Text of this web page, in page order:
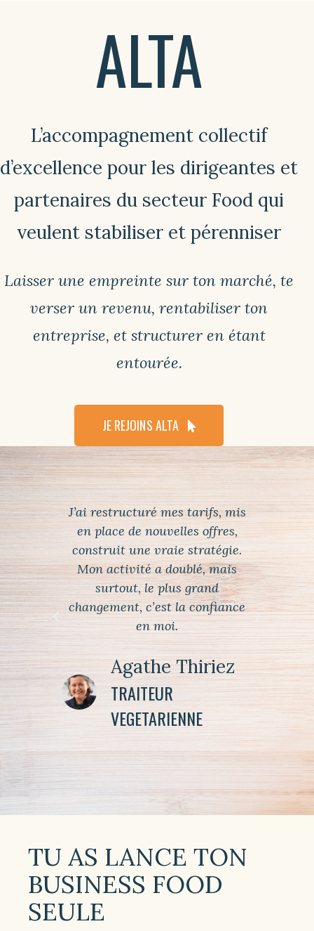
ALTA
L’accompagnement collectif
d’excellence pour les dirigeantes et
partenaires du secteur Food qui
veulent stabiliser et pérenniser
Laisser une empreinte sur ton marché, te
verser un revenu, rentabiliser ton
entreprise, et structurer en étant
entourée.
JE REJOINS ALTA
J’ai restructuré mes tarifs, mis
en place de nouvelles offres,
construit une vraie stratégie.
Mon activité a doublé, mais
surtout, le plus grand
changement, c’est la confiance
en moi.
Agathe Thiriez
TRAITEUR
VEGETARIENNE
TU AS LANCE TON
BUSINESS FOOD
SEULE